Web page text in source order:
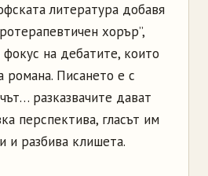
литература добавя
хорър”,
на дебатите, които
романа. Писането е с
разказвачите дават
перспектива, гласът им
и разбива клишета.